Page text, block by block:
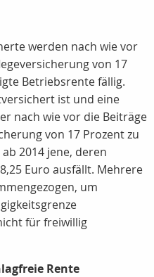
werden nach wie vor
von 17
Betriebsrente fällig.
ist und eine
nach wie vor die Beiträge
von 17 Prozent zu
2014 jene, deren
Euro ausfällt. Mehrere
um
für freiwillig
Rente